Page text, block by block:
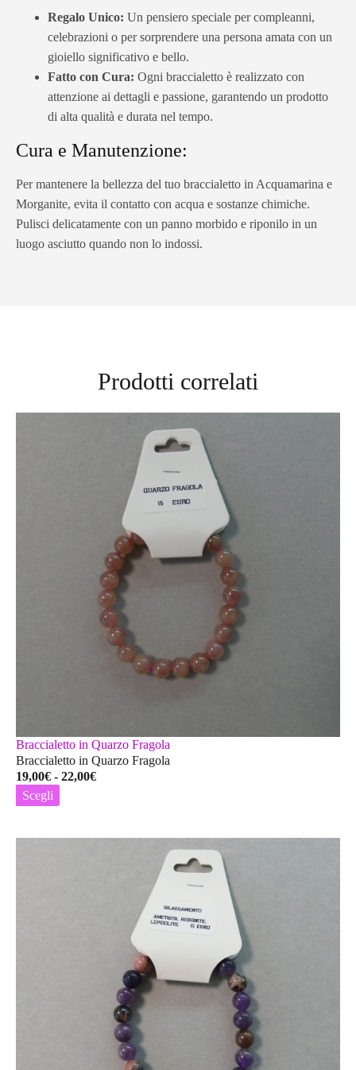
Regalo Unico: Un pensiero speciale per compleanni,
celebrazioni o per sorprendere una persona amata con un
gioiello significativo e bello.
Fatto con Cura: Ogni braccialetto è realizzato con
attenzione ai dettagli e passione, garantendo un prodotto
di alta qualità e durata nel tempo.
Cura e Manutenzione:
Per mantenere la bellezza del tuo braccialetto in Acquamarina e
Morganite, evita il contatto con acqua e sostanze chimiche.
Pulisci delicatamente con un panno morbido e riponilo in un
luogo asciutto quando non lo indossi.
Prodotti correlati
Braccialetto in Quarzo Fragola
Braccialetto in Quarzo Fragola
19,00€ - 22,00€Fascia
19,00€
Scegli